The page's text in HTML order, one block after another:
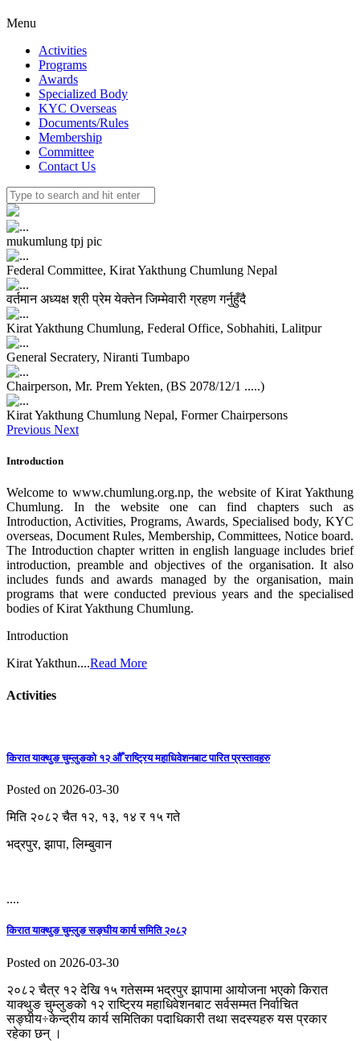
Menu
Activities
Programs
Awards
Specialized Body
KYC Overseas
Documents/Rules
Membership
Committee
Contact Us
mukumlung tpj pic
Federal Committee, Kirat Yakthung Chumlung Nepal
वर्तमान अध्यक्ष श्री प्रेम येक्तेन जिम्मेवारी ग्रहण गर्नुहुँदै
Kirat Yakthung Chumlung, Federal Office, Sobhahiti, Lalitpur
General Secratery, Niranti Tumbapo
Chairperson, Mr. Prem Yekten, (BS 2078/12/1 .....)
Kirat Yakthung Chumlung Nepal, Former Chairpersons
Previous Next
Introduction
Welcome to www.chumlung.org.np, the website of Kirat Yakthung
Chumlung. In the website one can find chapters such as
Introduction, Activities, Programs, Awards, Specialised body, KYC
overseas, Document Rules, Membership, Committees, Notice board.
The Introduction chapter written in english language includes brief
introduction, preamble and objectives of the organisation. It also
includes funds and awards managed by the organisation, main
programs that were conducted previous years and the specialised
bodies of Kirat Yakthung Chumlung.
Introduction
Kirat Yakthun....Read More
Activities
किरात याक्थुङ चुम्लुङको १२ औँ राष्ट्रिय महाधिवेशनबाट पारित प्रस्तावहरु
Posted on 2026-03-30
मिति २०८२ चैत १२, १३, १४ र १५ गते
भद्रपुर, झापा, लिम्बुवान
....
किरात याक्थुङ चुम्लुङ सङ्घीय कार्य समिति २०८२
Posted on 2026-03-30
२०८२ चैत्र १२ देखि १५ गतेसम्म भद्रपुर झापामा आयोजना भएको किरात
याक्थुङ चुम्लुङको १२ राष्ट्रिय महाधिवेशनबाट सर्वसम्मत निर्वाचित
सङ्घीय÷केन्द्रीय कार्य समितिका पदाधिकारी तथा सदस्यहरु यस प्रकार
रहेका छन् ।